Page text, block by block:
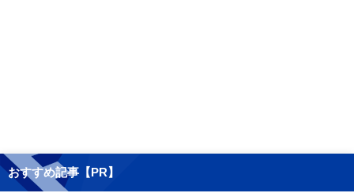
おすすめ記事【PR】